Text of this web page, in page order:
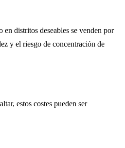
distritos deseables se venden por
y el riesgo de concentración de
estos costes pueden ser